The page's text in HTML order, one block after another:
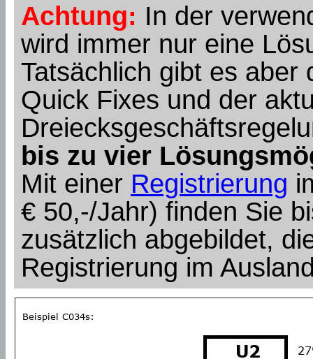
Achtung: In der
wird immer nur eine
Tatsächlich gibt es aber
Quick Fixes und der
bis zu vier
Mit einer Registrierung
€ 50,-/Jahr) finden Sie
zusätzlich abgebildet,
Registrierung im